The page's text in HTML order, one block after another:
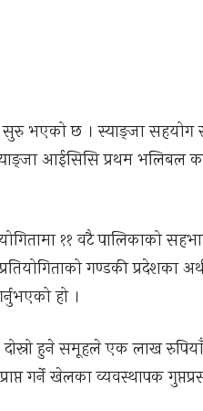
सुरु भएको छ । स्याङ्जा
आईसिसि प्रथम भलिबल
११ वटै पालिकाको
गण्डकी प्रदेशका
हो ।
हुने समूहले एक लाख
गर्ने खेलका व्यवस्थापक